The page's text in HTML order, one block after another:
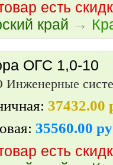
есть
край →
ОГС 1,0-10
37432.00
35560.00
есть